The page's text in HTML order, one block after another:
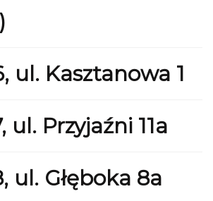
ul. Kasztanowa 1
ul. Przyjaźni 11a
ul. Głęboka 8a